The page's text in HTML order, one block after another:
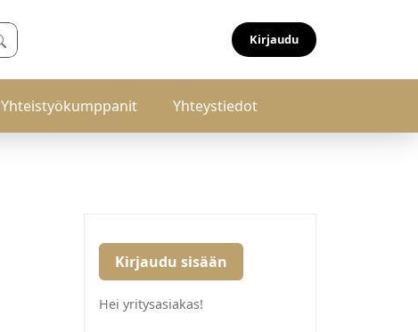
Kirjaudu
Yhteistyökumppanit Yhteystiedot
Kirjaudu sisään
Hei yritysasiakas!